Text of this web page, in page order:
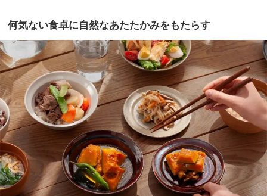
何気ない食卓に自然なあたたかみをもたらす